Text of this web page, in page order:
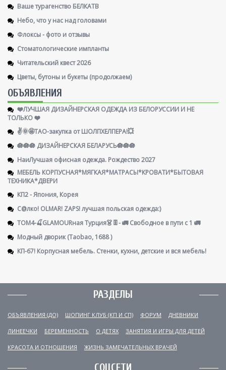
Ваше турагенство БЕЛКАТВ
Небо, что у нас над головами
Флоксы - фото и отзывы
Стоматологические импланты
Читательский квест 2026
Цветы, бутоны и букеты (продолжаем)
ОБЪЯВЛЕНИЯ
❤️ЛУЧШАЯ ДИЗАЙНЕРСКАЯ ОДЕЖДА ИЗ БЕЛОРУССИИ И НЕ
ТОЛЬКО ❤️
✌️🌞🤩ТАО-закупка от ШОЛПХЕЛПЕРА!💥
🪷🪷🪷 ДИЗАЙНЕРСКАЯ БЕЛАРУСЬ🪷🪷🪷
НаиЛучшая офисная одежда. Рождество 2027
МЕБЕЛЬ КОРПУСНАЯ*МЯГКАЯ*МАТРАСЫ*КРОВАТИ*БЫТОВАЯ
ТЕХНИКА*ДВЕРИ
КП2 - Япония, Корея
С@лко! OLMAR! ZAPS! лучшая польская одежда:)
ТОМ4-🍒GLAMOURная Турция👗👖- 🚛 Свободное в пути с 1 🚛
Модный дворик (Taobao, 1688 )
КП-67! Корпусная мебель. Стенки, кухни, детские и вся мебель!
РАЗДЕЛЫ
ОБЪЯВЛЕНИЯ (ДО) ШОПИНГ КЛУБ (КП И СП) ФОРУМ ДНЕВНИКИ
ЛИНЕЕЧКИ БЕРЕМЕННОСТЬ О ДЕТЯХ ЗАНЯТИЯ И ИГРЫ ДЛЯ ДЕТЕЙ
КРАСОТА И ОТНОШЕНИЯ ЖИЗНЬ ЗАМЕЧАТЕЛЬНЫХ ВРАЧЕЙ
СОЦСЕТИ